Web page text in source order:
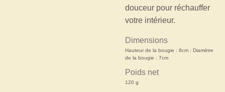
douceur pour réchauffer
votre intérieur.
Dimensions
Hauteur de la bougie : 8cm ; Diamètre
de la bougie : 7cm
Poids net
120 g